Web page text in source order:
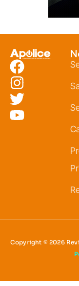
Copyright © 2026